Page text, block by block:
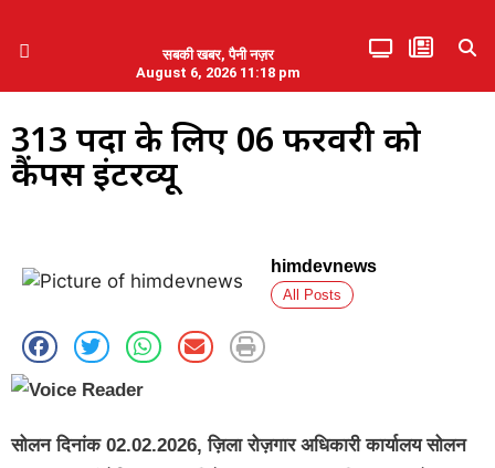
सबकी खबर, पैनी नज़र
August 6, 2026 11:18 pm
313 पदों के लिए 06 फरवरी को
कैंपस इंटरव्यू
himdevnews
All Posts
सोलन दिनांक 02.02.2026, ज़िला रोज़गार अधिकारी कार्यालय सोलन